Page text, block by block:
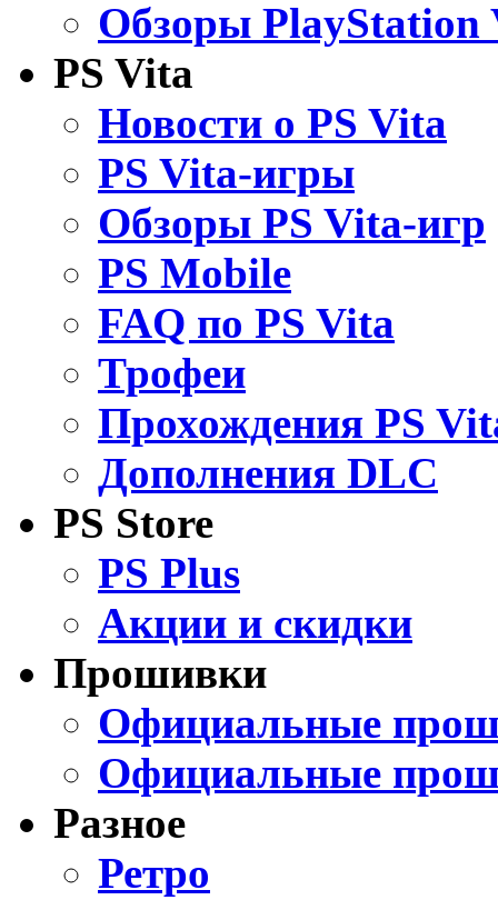
Обзоры PlayStation
PS Vita
Новости о PS Vita
PS Vita-игры
Обзоры PS Vita-игр
PS Mobile
FAQ по PS Vita
Трофеи
Прохождения PS
Дополнения DLC
PS Store
PS Plus
Акции и скидки
Прошивки
Официальные
Официальные
Разное
Ретро